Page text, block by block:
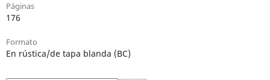
Páginas
176
Formato
En rústica/de tapa blanda (BC)